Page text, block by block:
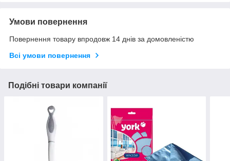
Умови повернення
Повернення товару впродовж 14 днів за домовленістю
Всі умови повернення
Подібні товари компанії